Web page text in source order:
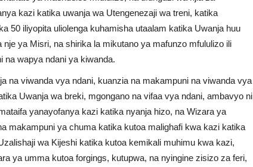
kazi katika uwanja wa Utengenezaji wa treni, katika
50 iliyopita uliolenga kuhamisha utaalam katika Uwanja huu
ya Misri, na shirika la mikutano ya mafunzo mfululizo ili
na wapya ndani ya kiwanda.
na viwanda vya ndani, kuanzia na makampuni na viwanda vya
Uwanja wa breki, mgongano na vifaa vya ndani, ambavyo ni
yanayofanya kazi katika nyanja hizo, na Wizara ya
makampuni ya chuma katika kutoa malighafi kwa kazi katika
wa Kijeshi katika kutoa kemikali muhimu kwa kazi,
ya umma kutoa forgings, kutupwa, na nyingine zisizo za feri,